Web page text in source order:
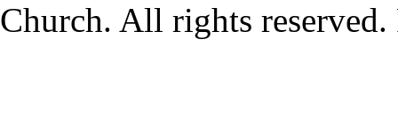
Church. All rights